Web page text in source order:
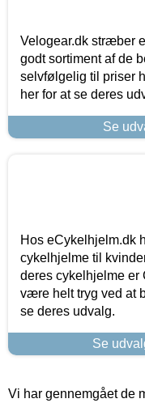
Velogear.dk stræber
godt sortiment af de
selvfølgelig til priser
her for at se deres
Se
Hos eCykelhjelm.dk
cykelhjelme til
deres cykelhjelme er
være helt tryg ved at
se deres udvalg.
Se
Vi har gennemgået de